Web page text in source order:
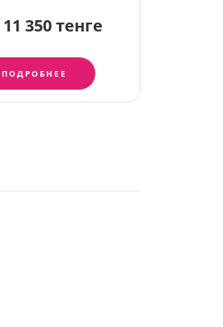
11 350 тенге
ПОДРОБНЕЕ